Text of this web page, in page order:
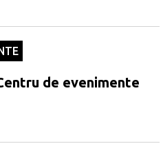
de evenimente